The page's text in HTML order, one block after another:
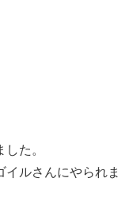
た。
ルさんにやられま